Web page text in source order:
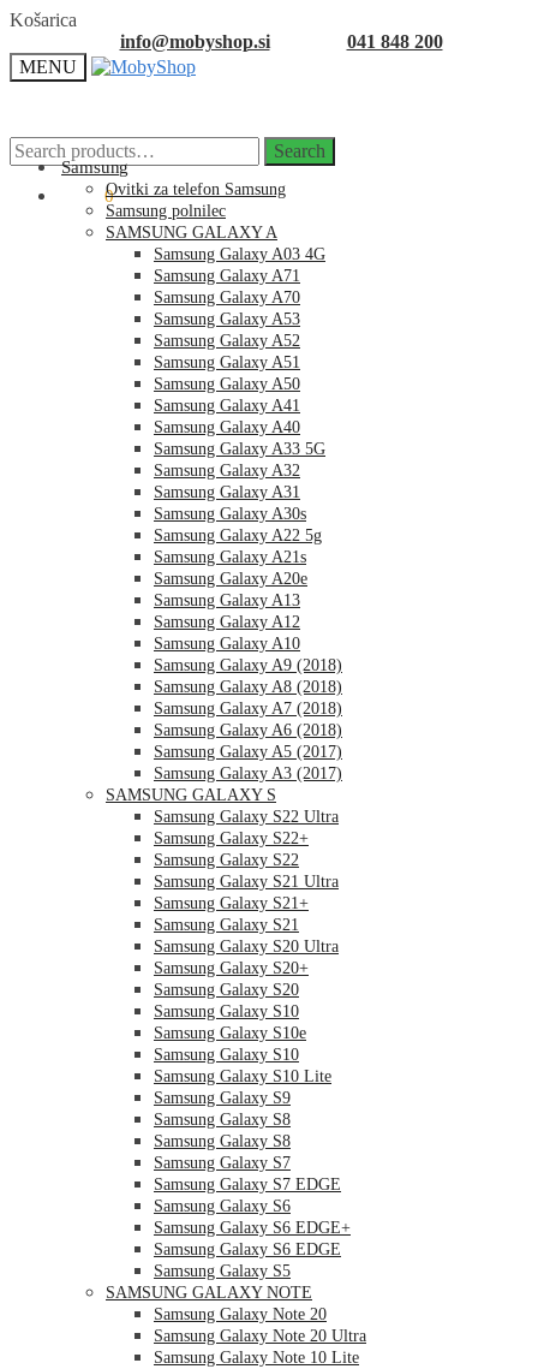
Skip
navigation
Skip
content
Košarica
info@mobyshop.si
041 848 200
MENU
Search
for:
Search
0.00€ 0
Samsung
Ovitki za telefon Samsung
Samsung polnilec
SAMSUNG GALAXY A
Samsung Galaxy A03 4G
Samsung Galaxy A71
Samsung Galaxy A70
Samsung Galaxy A53
Samsung Galaxy A52
Samsung Galaxy A51
Samsung Galaxy A50
Samsung Galaxy A41
Samsung Galaxy A40
Samsung Galaxy A33 5G
Samsung Galaxy A32
Samsung Galaxy A31
Samsung Galaxy A30s
Samsung Galaxy A22 5g
Samsung Galaxy A21s
Samsung Galaxy A20e
Samsung Galaxy A13
Samsung Galaxy A12
Samsung Galaxy A10
Samsung Galaxy A9 (2018)
Samsung Galaxy A8 (2018)
Samsung Galaxy A7 (2018)
Samsung Galaxy A6 (2018)
Samsung Galaxy A5 (2017)
Samsung Galaxy A3 (2017)
SAMSUNG GALAXY S
Samsung Galaxy S22 Ultra
Samsung Galaxy S22+
Samsung Galaxy S22
Samsung Galaxy S21 Ultra
Samsung Galaxy S21+
Samsung Galaxy S21
Samsung Galaxy S20 Ultra
Samsung Galaxy S20+
Samsung Galaxy S20
Samsung Galaxy S10
Samsung Galaxy S10e
Samsung Galaxy S10
Samsung Galaxy S10 Lite
Samsung Galaxy S9
Samsung Galaxy S8
Samsung Galaxy S8
Samsung Galaxy S7
Samsung Galaxy S7 EDGE
Samsung Galaxy S6
Samsung Galaxy S6 EDGE+
Samsung Galaxy S6 EDGE
Samsung Galaxy S5
SAMSUNG GALAXY NOTE
Samsung Galaxy Note 20
Samsung Galaxy Note 20 Ultra
Samsung Galaxy Note 10 Lite